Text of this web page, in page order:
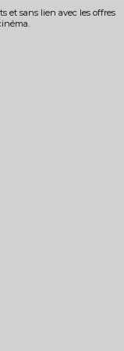
et sans lien avec les offres